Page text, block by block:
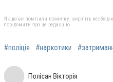
Якщо ви помітили помилку, виділіть
повідомити про це редакцію
#поліція #наркотики
Полісан Вікторія